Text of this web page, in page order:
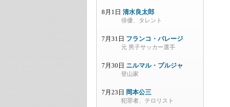
8月1日 清水良太郎
俳優、タレント
7月31日 フランコ・バレージ
元 男子サッカー選手
7月30日 ニルマル・プルジャ
登山家
7月23日 岡本公三
犯罪者、テロリスト